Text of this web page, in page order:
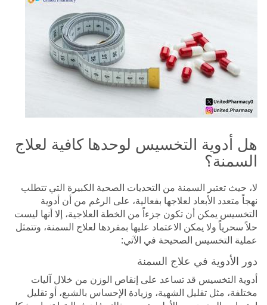
هل أدوية التخسيس لوحدها كافية لعلاج
السمنة؟
لا، حيث تعتبر السمنة من التحديات الصحية الكبيرة التي تتطلب
نهجاً متعدد الأبعاد لعلاجها بفعالية، على الرغم من أن أدوية
التخسيس يمكن أن تكون جزءاً من الخطة العلاجية، إلا أنها ليست
حلاً سحرياً ولا يمكن الاعتماد عليها بمفردها لعلاج السمنة، وتتمثل
عملية التخسيس الصحيحة في الآتي:
دور الأدوية في علاج السمنة
أدوية التخسيس قد تساعد على إنقاص الوزن من خلال آليات
مختلفة، مثل تقليل الشهية، وزيادة الإحساس بالشبع، أو تقليل